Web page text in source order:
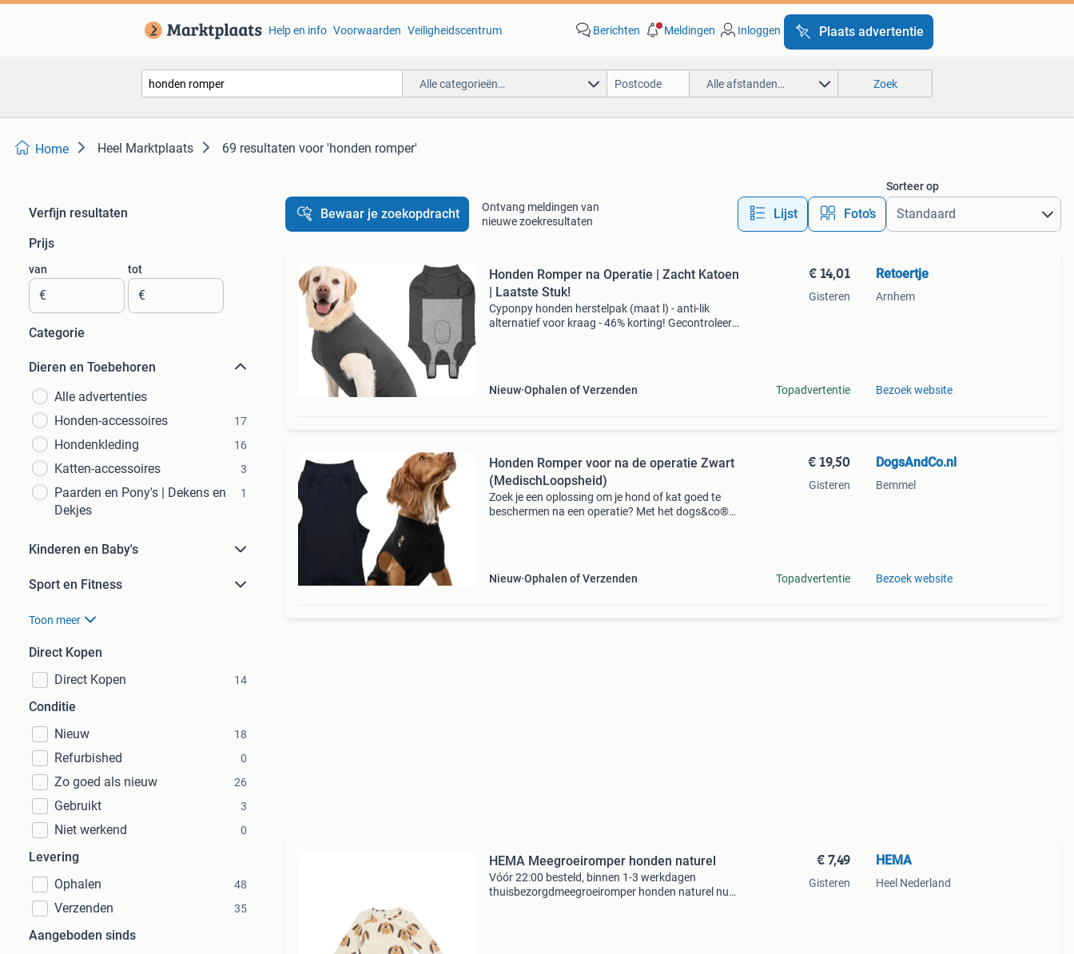
Help en info Voorwaarden Veiligheidscentrum Berichten Meldingen Inloggen Plaats advertentie
Alle categorieën… Alle afstanden… Zoek
Home Heel Marktplaats 69 resultaten voor 'honden romper'
Verfijn resultaten
Prijs
van
€
tot
€
Categorie
Dieren en Toebehoren
Alle advertenties
Honden-accessoires
17
Hondenkleding 16
Katten-accessoires 3
Paarden en Pony's | Dekens en
Dekjes
1
Kinderen en Baby's
Sport en Fitness
Toon meer
Direct Kopen
Direct Kopen
14
Conditie
Nieuw
18
Refurbished 0
Zo goed als nieuw 26
Gebruikt 3
Niet werkend 0
Levering
Ophalen
48
Verzenden 35
Aangeboden sinds
Bewaar je zoekopdracht
Ontvang meldingen van
nieuwe zoekresultaten
Lijst Foto’s
Sorteer op
Honden Romper na Operatie | Zacht Katoen
| Laatste Stuk!
Cyponpy honden herstelpak (maat l) - anti-lik
alternatief voor kraag - 46% korting! Gecontroleerd
Nieuw Ophalen of Verzenden
€ 14,01
Gisteren
Topadvertentie
Retoertje
Arnhem
Bezoek website
Honden Romper voor na de operatie Zwart
(MedischLoopsheid)
Zoek je een oplossing om je hond of kat goed te
beschermen na een operatie? Met het dogs&co®
Nieuw Ophalen of Verzenden
€ 19,50
Gisteren
Topadvertentie
DogsAndCo.nl
Bemmel
Bezoek website
HEMA Meegroeiromper honden naturel
Vóór 22:00 besteld, binnen 1-3 werkdagen
thuisbezorgdmeegroeiromper honden naturel nu
€ 7,49
Gisteren
HEMA
Heel Nederland